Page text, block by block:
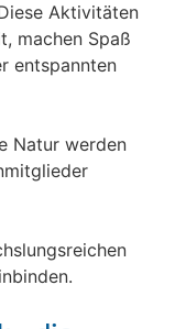
Aktivitäten
machen Spaß
entspannten
Natur werden